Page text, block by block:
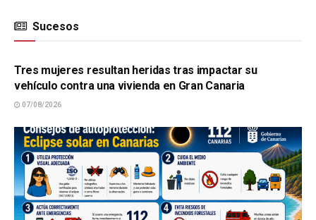
Sucesos
SUCESOS
Tres mujeres resultan heridas tras impactar su
vehículo contra una vivienda en Gran Canaria
07/08/2026